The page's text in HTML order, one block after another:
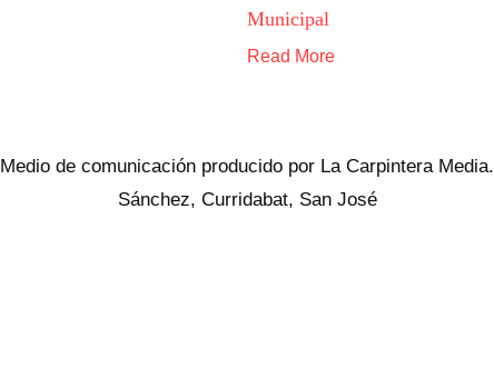
Municipal
Read More
Medio de comunicación producido por La Carpintera Media.
Sánchez, Curridabat, San José